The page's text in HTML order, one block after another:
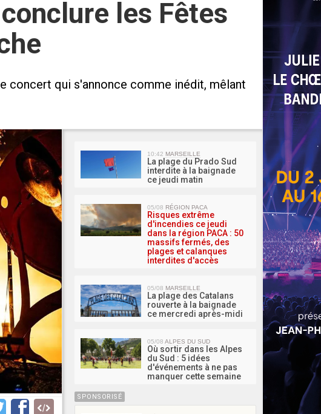
les Fêtes
concert qui s'annonce comme inédit, mêlant
MA
10:42 MARSEILLE
La plage du Prado Sud
interdite à la baignade
ce jeudi matin
05/08 RÉGION PACA
Risques extrême
d'incendies ce jeudi
dans la région PACA : 50
massifs fermés, des
plages et calanques
interdites d'accès
05/08 MARSEILLE
La plage des Catalans
rouverte à la baignade
ce mercredi après-midi
05/08 ALPES DU SUD
Où sortir dans les Alpes
du Sud : 5 idées
d'événements à ne pas
manquer cette semaine
SPONSORISÉ